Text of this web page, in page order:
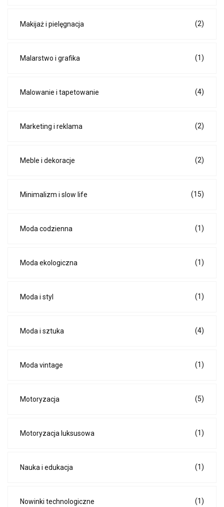
Makijaż i pielęgnacja (2)
Malarstwo i grafika (1)
Malowanie i tapetowanie (4)
Marketing i reklama (2)
Meble i dekoracje (2)
Minimalizm i slow life (15)
Moda codzienna (1)
Moda ekologiczna (1)
Moda i styl (1)
Moda i sztuka (4)
Moda vintage (1)
Motoryzacja (5)
Motoryzacja luksusowa (1)
Nauka i edukacja (1)
Nowinki technologiczne (1)